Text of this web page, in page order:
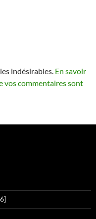
indésirables. En savoir
vos commentaires sont